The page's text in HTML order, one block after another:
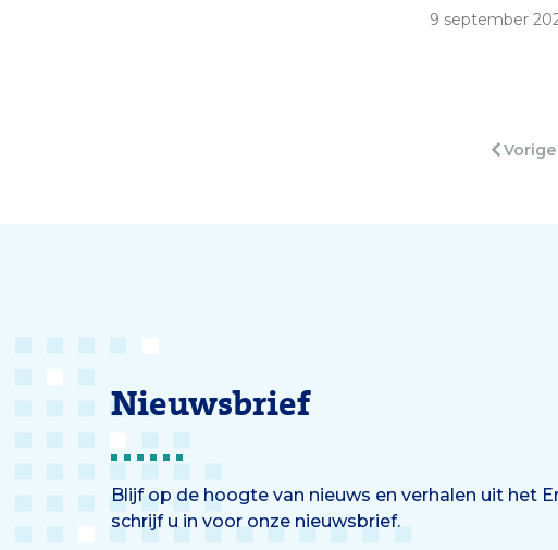
Yvonne de
9 september
Vorige
Nieuwsbrief
Blijf op de hoogte van nieuws en verhalen uit het
schrijf u in voor onze nieuwsbrief.